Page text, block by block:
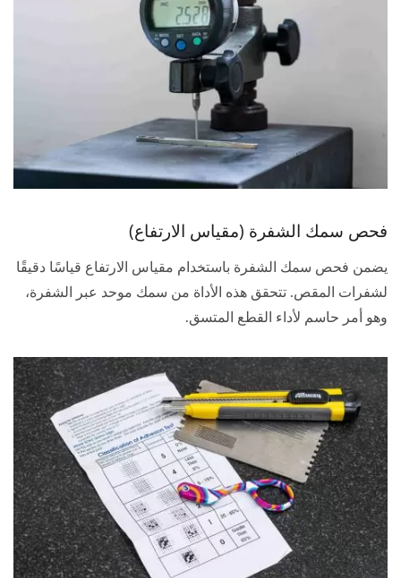
فحص سمك الشفرة (مقياس الارتفاع)
يضمن فحص سمك الشفرة باستخدام مقياس الارتفاع قياسًا دقيقًا
لشفرات المقص. تتحقق هذه الأداة من سمك موحد عبر الشفرة،
وهو أمر حاسم لأداء القطع المتسق.